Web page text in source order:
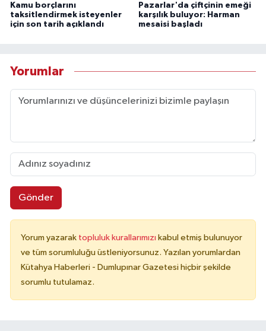
Kamu borçlarını
taksitlendirmek isteyenler
için son tarih açıklandı
Pazarlar'da çiftçinin emeği
karşılık buluyor: Harman
mesaisi başladı
Yorumlar
Gönder
Yorum yazarak topluluk kurallarımızı kabul etmiş bulunuyor
ve tüm sorumluluğu üstleniyorsunuz. Yazılan yorumlardan
Kütahya Haberleri - Dumlupınar Gazetesi hiçbir şekilde
sorumlu tutulamaz.